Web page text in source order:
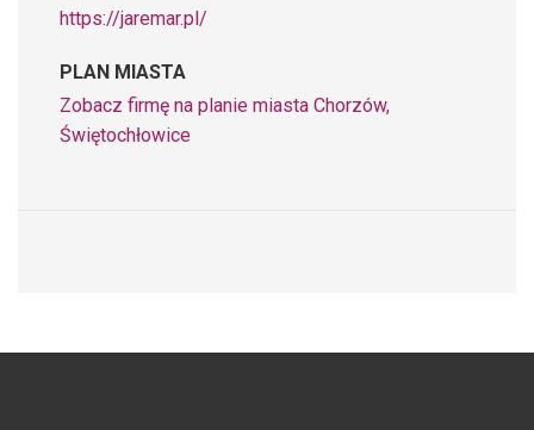
https://jaremar.pl/
PLAN MIASTA
Zobacz firmę na planie miasta Chorzów,
Świętochłowice